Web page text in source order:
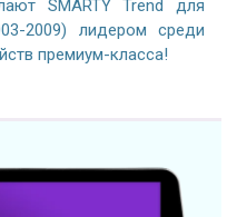
SMARTY Trend для
2009) лидером среди
премиум-класса!